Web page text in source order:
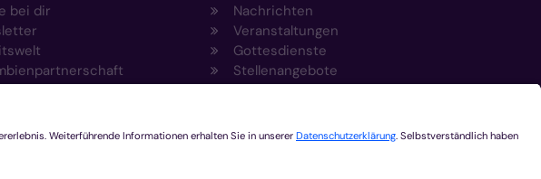
bei dir
Nachrichten
Veranstaltungen
Gottesdienste
Stellenangebote
Kirchenzeitung
Rechtsdatenbank